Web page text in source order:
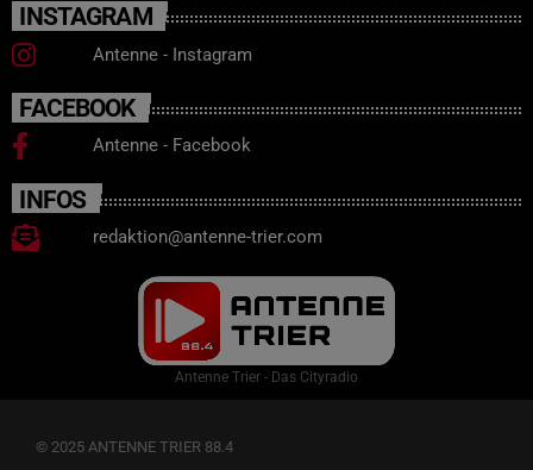
INSTAGRAM
Antenne - Instagram
FACEBOOK
Antenne - Facebook
INFOS
redaktion@antenne-trier.com
Antenne Trier - Das Cityradio
© 2025 ANTENNE TRIER 88.4